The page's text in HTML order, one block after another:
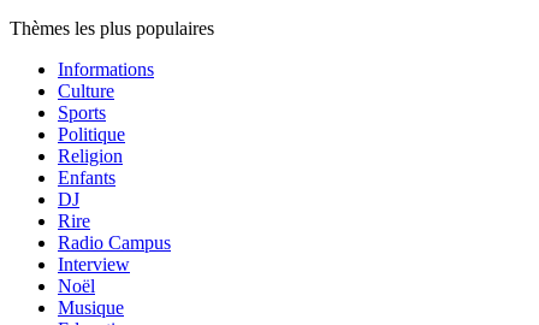
Thèmes les plus populaires
Informations
Culture
Sports
Politique
Religion
Enfants
DJ
Rire
Radio Campus
Interview
Noël
Musique